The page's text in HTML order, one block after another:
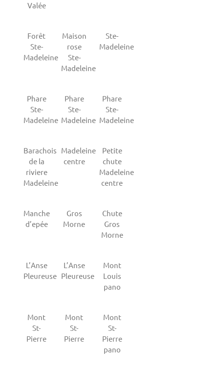
Valée
Forêt
Ste-
Madeleine
Maison
rose
Ste-
Madeleine
Ste-
Madeleine
Phare
Ste-
Madeleine
Phare
Ste-
Madeleine
Phare
Ste-
Madeleine
Barachois
de la
riviere
Madeleine
Madeleine
centre
Petite
chute
Madeleine
centre
Manche
d’epée
Gros
Morne
Chute
Gros
Morne
L’Anse
Pleureuse
L’Anse
Pleureuse
Mont
Louis
pano
Mont
St-
Pierre
Mont
St-
Pierre
Mont
St-
Pierre
pano